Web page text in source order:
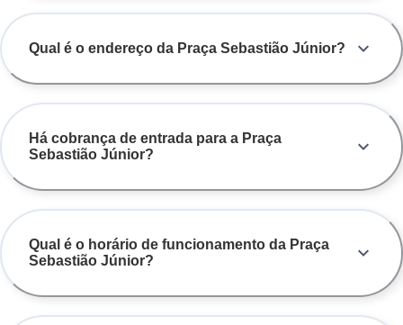
Qual é o endereço da Praça Sebastião Júnior?
Há cobrança de entrada para a Praça
Sebastião Júnior?
Qual é o horário de funcionamento da Praça
Sebastião Júnior?